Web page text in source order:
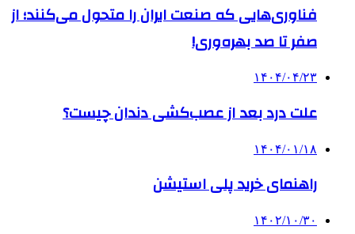
فناوری‌هایی که صنعت ایران را متحول می‌کنند؛ از
صفر تا صد بهره‌وری!
۱۴۰۴/۰۴/۲۳
علت درد بعد از عصب‌کشی دندان چیست؟
۱۴۰۴/۰۱/۱۸
راهنمای خرید پلی استیشن
۱۴۰۲/۱۰/۳۰